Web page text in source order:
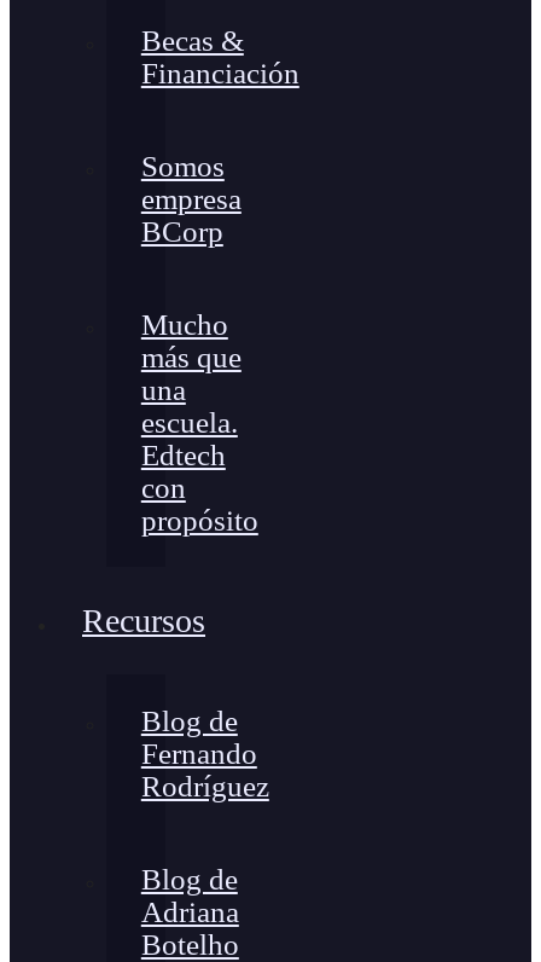
Becas &
Financiación
Somos
empresa
BCorp
Mucho
más que
una
escuela.
Edtech
con
propósito
Recursos
Blog de
Fernando
Rodríguez
Blog de
Adriana
Botelho